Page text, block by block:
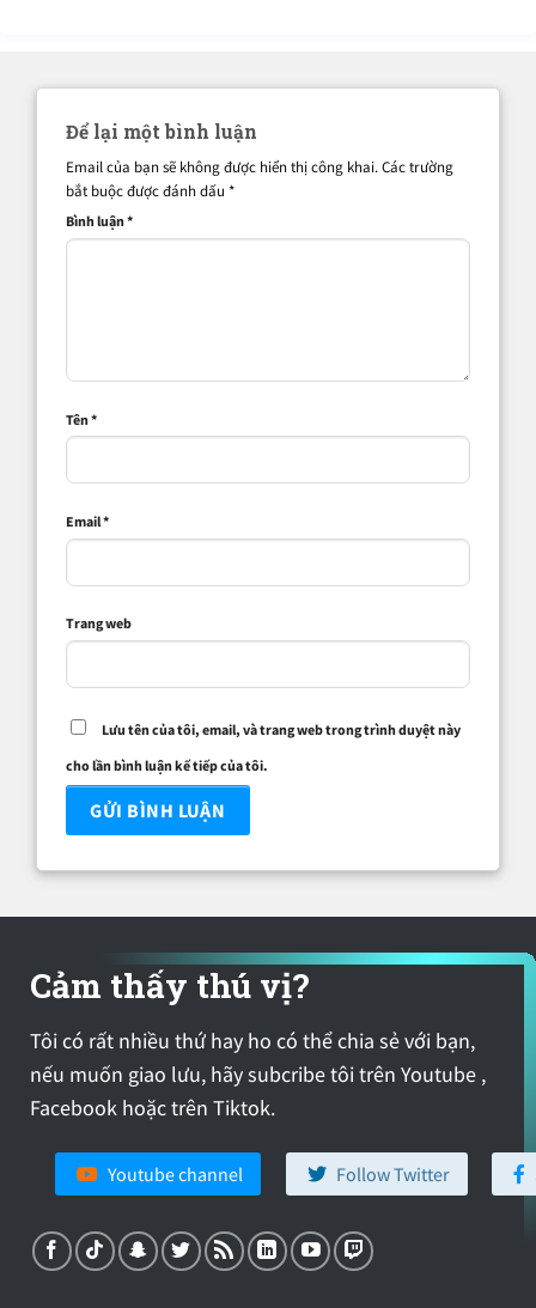
Để lại một bình luận
Email của bạn sẽ không được hiển thị công khai.Các trường
bắt buộc được đánh dấu *
Bình luận*
Tên*
Email*
Trang web
Lưu tên của tôi, email, và trang web trong trình duyệt này
cho lần bình luận kế tiếp của tôi.
Cảm thấy thú vị?
Tôi có rất nhiều thứ hay ho có thể chia sẻ với bạn,
nếu muốn giao lưu, hãy subcribe tôi trên Youtube ,
Facebook hoặc trên Tiktok.
Youtube channel Follow Twitter